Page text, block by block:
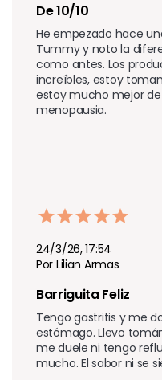
De 10/10
He empezado hace
Tummy y noto la
como antes. Los
increíbles, estoy
estoy mucho mejor
menopausia.
24/3/26, 17:54
Por Lilian Armas
Barriguita Feliz
Tengo gastritis y me
estómago. Llevo
me duele ni tengo
mucho. El sabor ni se